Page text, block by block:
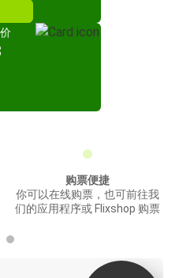
购票便捷
你可以在线购票，也可前往我
们的应用程序或 Flixshop 购票